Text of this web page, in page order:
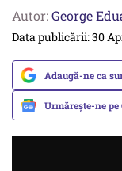
Autor:George
Data publicării: 30
Adaugă-ne ca
Urmărește-ne pe